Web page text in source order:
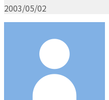
2003/05/02